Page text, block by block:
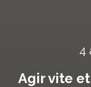
4
Agir vite